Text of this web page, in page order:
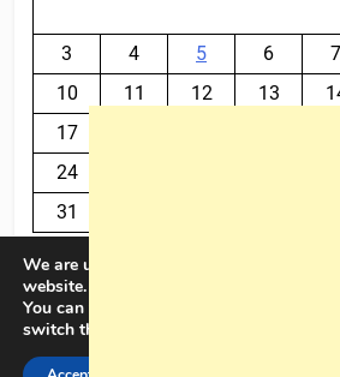
3
4 5 6 7
10
11 12 13
17
24
31
BalkanPlus 2024© Powered By
We are using cookies to give you the
website.
You can find out more about which
switch them off in